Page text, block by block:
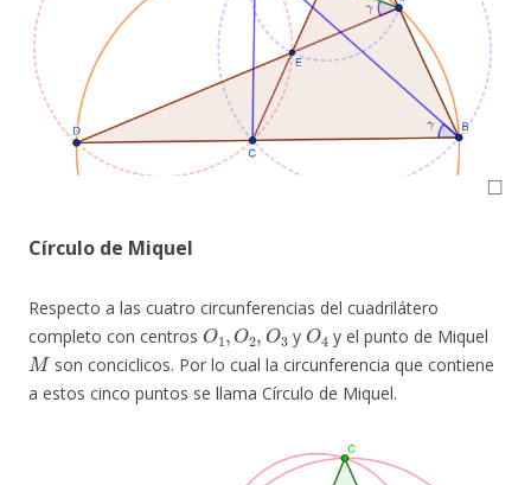
◻
Círculo de Miquel
Respecto a las cuatro circunferencias del cuadrilátero
completo con centros
O1,O2,O3
y
O4
y el punto de Miquel
M
son conciclicos. Por lo cual la circunferencia que contiene
a estos cinco puntos se llama Círculo de Miquel.